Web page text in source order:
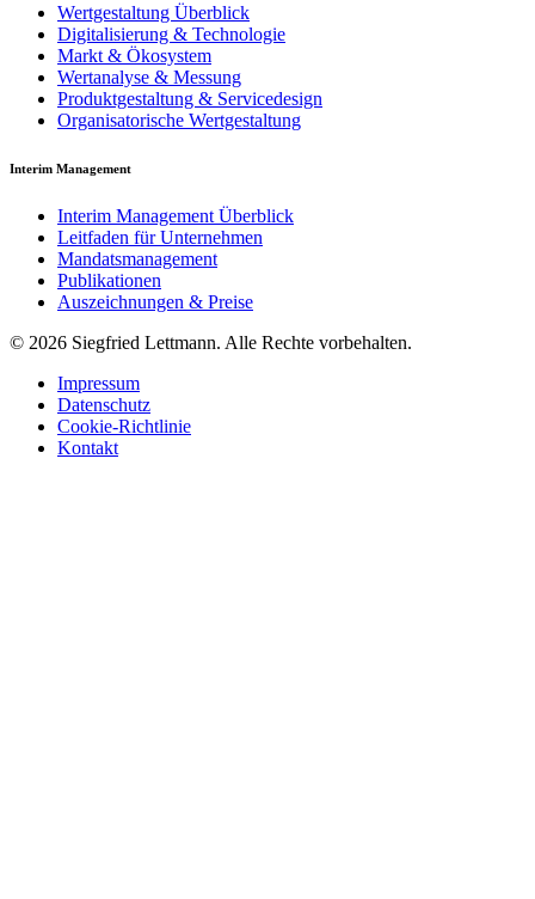
Wertgestaltung Überblick
Digitalisierung & Technologie
Markt & Ökosystem
Wertanalyse & Messung
Produktgestaltung & Servicedesign
Organisatorische Wertgestaltung
Interim Management
Interim Management Überblick
Leitfaden für Unternehmen
Mandatsmanagement
Publikationen
Auszeichnungen & Preise
© 2026 Siegfried Lettmann. Alle Rechte vorbehalten.
Impressum
Datenschutz
Cookie-Richtlinie
Kontakt